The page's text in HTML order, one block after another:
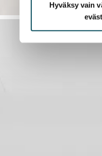
Hyväksy vain